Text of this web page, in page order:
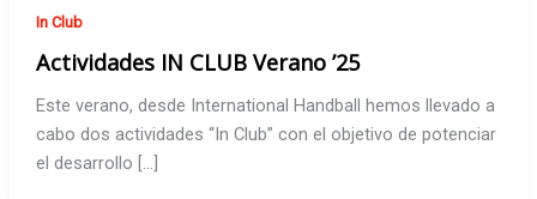
In Club
Actividades IN CLUB Verano ’25
Este verano, desde International Handball hemos llevado a
cabo dos actividades “In Club” con el objetivo de potenciar
el desarrollo […]